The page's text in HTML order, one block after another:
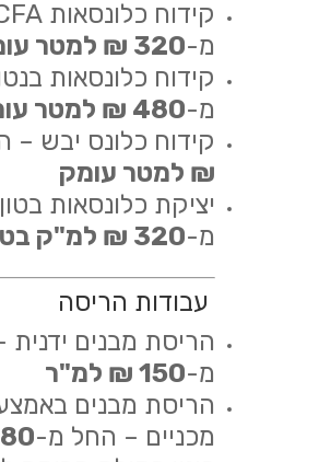
מ-320 ₪ למטר עומק
קידוח כלונסאות
מ-480 ₪ למטר עומק
קידוח כלונס יבש
₪ למטר עומק
יציקת כלונסאות
מ-320 ₪ למ"ק בטון
עבודות הריסה
הריסת מבנים
מ-150 ₪ למ"ר
הריסת מבנים
מכניים – החל מ-80 ₪ למ"ר